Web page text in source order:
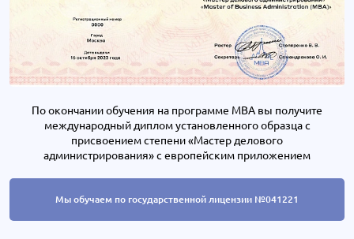
По окончании обучения на программе MBA вы получите
международный диплом установленного образца с
присвоением степени «Мастер делового
администрирования» с европейским приложением
Мы обучаем по государственной лицензии №041221